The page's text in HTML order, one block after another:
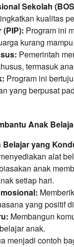
Sekolah
kualitas
Program ini
kurang mampu.
Pemerintah
termasuk
Program ini
yang berpusat
Anak
yang
alat
anak
setiap hari.
yang positif
Membangun
anak.
menjadi contoh